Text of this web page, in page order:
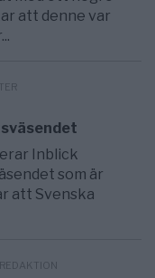
att denne var
Inblick
som är
att Svenska